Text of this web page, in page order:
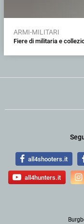
ARMI-MILITARI
Fiere di militaria e
all4shooters.it
all4hunters.it